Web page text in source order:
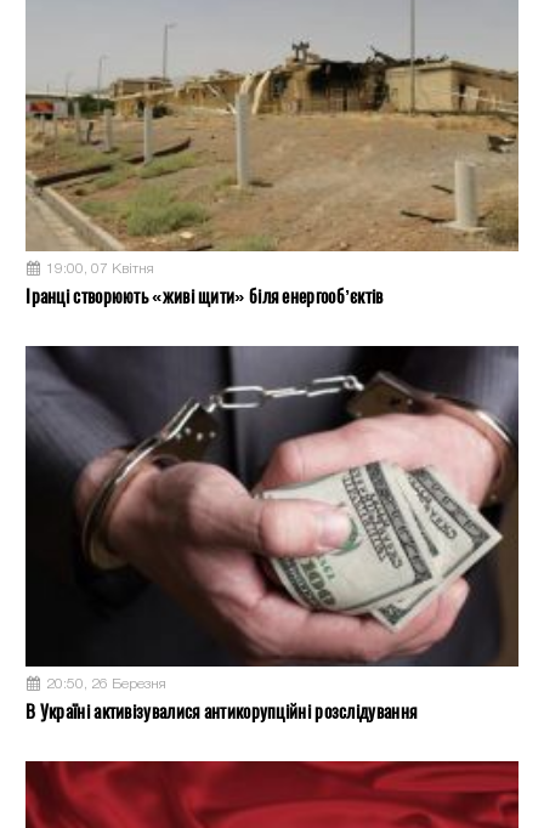
19:00, 07 Квітня
Іранці створюють «живі щити» біля енергооб’єктів
20:50, 26 Березня
В Україні активізувалися антикорупційні розслідування